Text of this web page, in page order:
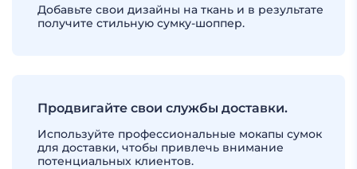
Добавьте свои дизайны на ткань и в результате
получите стильную сумку-шоппер.
Продвигайте свои службы доставки.
Используйте профессиональные мокапы сумок
для доставки, чтобы привлечь внимание
потенциальных клиентов.